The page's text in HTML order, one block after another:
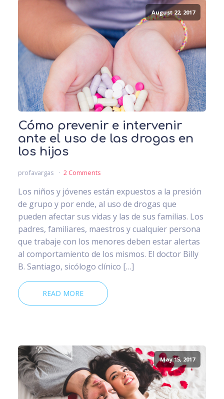
August 22, 2017
Cómo prevenir e intervenir
ante el uso de las drogas en
los hijos
profavargas 2 Comments
Los niños y jóvenes están expuestos a la presión
de grupo y por ende, al uso de drogas que
pueden afectar sus vidas y las de sus familias. Los
padres, familiares, maestros y cualquier persona
que trabaje con los menores deben estar alertas
al comportamiento de los mismos. El doctor Billy
B. Santiago, sicólogo clínico […]
READ MORE
May 15, 2017